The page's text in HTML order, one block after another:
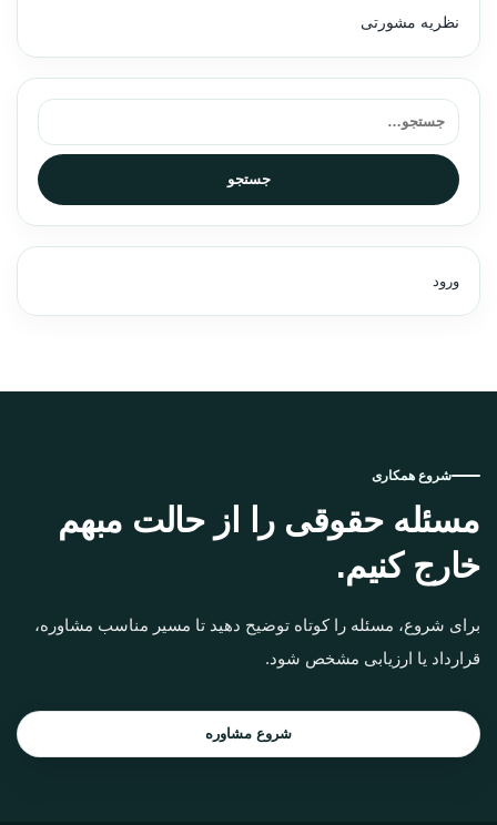
نظریه مشورتی
جستجو برای:
جستجو
ورود
شروع همکاری
مسئله حقوقی را از حالت مبهم
خارج کنیم.
برای شروع، مسئله را کوتاه توضیح دهید تا مسیر مناسب مشاوره،
قرارداد یا ارزیابی مشخص شود.
شروع مشاوره